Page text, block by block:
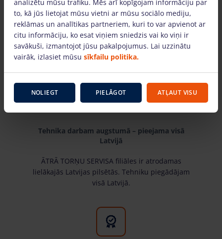
Kāpēc izvēlēties mūs?
Tehnika darbam augstumā – pieejama visā
Latvijā
ĀTRĀ TORŅU SERVISA filiāles ir atrodamas
lielākajās Latvijas pilsētās. Tehniku piegādājam
visā Latvijā.
analizētu mūsu trafiku. Mēs arī kopīgojam informāciju par
to, kā jūs lietojat mūsu vietni ar mūsu sociālo mediju,
reklāmas un analītikas partneriem, kuri to var apvienot ar
citu informāciju, ko esat viņiem sniedzis vai ko viņi ir
savākuši, izmantojot jūsu pakalpojumus. Lai uzzinātu
vairāk, izlasiet mūsu sīkfailu politika.
NOLIEGT PIELĀGOT ATĻAUT VISU